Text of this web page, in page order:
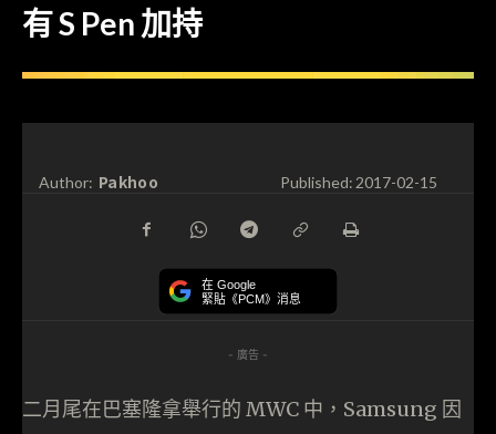
有 S Pen 加持
Author: Pakhoo Published:2017-02-15
在 Google
緊貼《PCM》消息
- 廣告 -
二月尾在巴塞隆拿舉行的 MWC 中，Samsung 因